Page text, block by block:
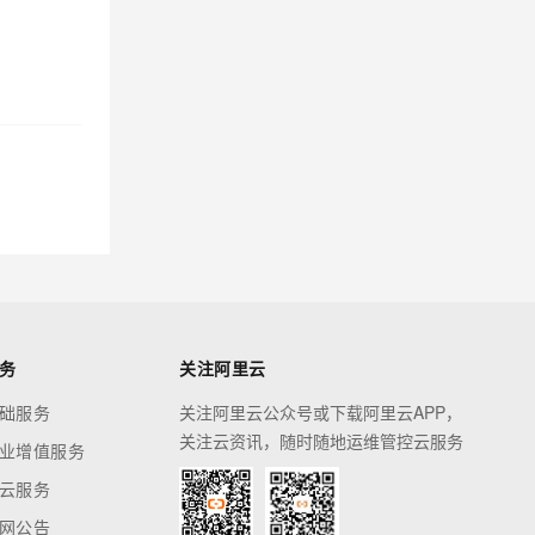
服务
增值服务
服务
公告
关注阿里云
关注阿里云公众号或下载阿里云APP，
关注云资讯，随时随地运维管控云服务